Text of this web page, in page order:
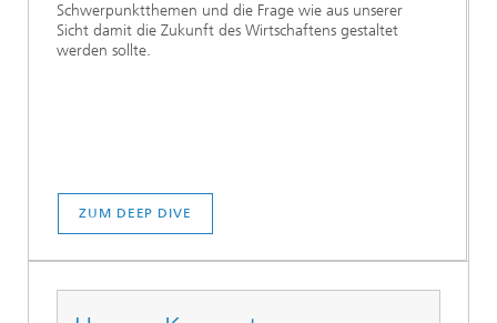
Schwerpunktthemen und die Frage wie aus unserer
Sicht damit die Zukunft des Wirtschaftens gestaltet
werden sollte.
ZUM DEEP DIVE